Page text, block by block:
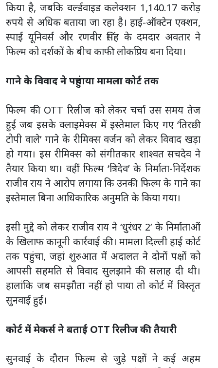
किया है, जबकि वर्ल्डवाइड कलेक्शन 1,140.17 करोड़
रुपये से अधिक बताया जा रहा है। हाई-ऑक्टेन एक्शन,
स्पाई यूनिवर्स और रणवीर सिंह के दमदार अवतार ने
फिल्म को दर्शकों के बीच काफी लोकप्रिय बना दिया।
गाने के विवाद ने पहुंचाया मामला कोर्ट तक
फिल्म की OTT रिलीज को लेकर चर्चा उस समय तेज
हुई जब इसके क्लाइमेक्स में इस्तेमाल किए गए ‘तिरछी
टोपी वाले’ गाने के रीमिक्स वर्जन को लेकर विवाद खड़ा
हो गया। इस रीमिक्स को संगीतकार शाश्वत सचदेव ने
तैयार किया था। वहीं फिल्म ‘त्रिदेव’ के निर्माता-निर्देशक
राजीव राय ने आरोप लगाया कि उनकी फिल्म के गाने का
इस्तेमाल बिना आधिकारिक अनुमति के किया गया।
इसी मुद्दे को लेकर राजीव राय ने ‘धुरंधर 2’ के निर्माताओं
के खिलाफ कानूनी कार्रवाई की। मामला दिल्ली हाई कोर्ट
तक पहुंचा, जहां शुरुआत में अदालत ने दोनों पक्षों को
आपसी सहमति से विवाद सुलझाने की सलाह दी थी।
हालांकि जब समझौता नहीं हो पाया तो कोर्ट में विस्तृत
सुनवाई हुई।
कोर्ट में मेकर्स ने बताई OTT रिलीज की तैयारी
सुनवाई के दौरान फिल्म से जुड़े पक्षों ने कई अहम